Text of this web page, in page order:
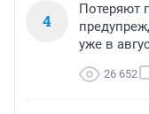
4
Потеряют
уже в
26 652